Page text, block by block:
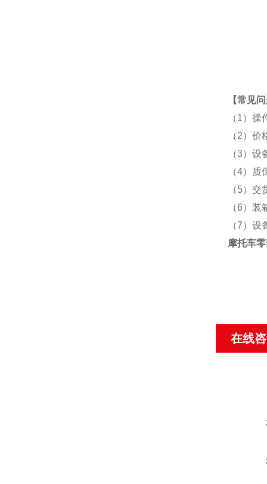
【常见
（1）
（2）
（3）
（4）质
（5）
（6）装
（7）
摩托车
在线